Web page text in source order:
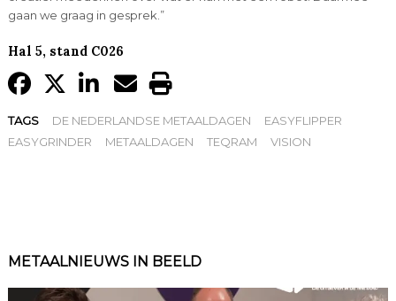
gaan we graag in gesprek.”
Hal 5, stand C026
TAGS DE NEDERLANDSE METAALDAGEN
EASYFLIPPER
EASYGRINDER
METAALDAGEN TEQRAM VISION
METAALNIEUWS IN BEELD